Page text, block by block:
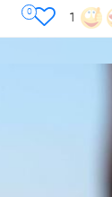
1
0